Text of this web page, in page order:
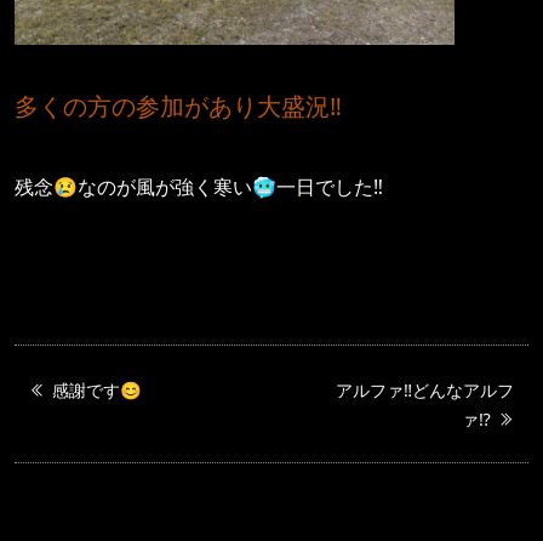
多くの方の参加があり大盛況‼️
残念😢なのが風が強く寒い🥶一日でした‼︎
感謝です😊
アルファ‼️どんなアルフ
ァ⁉️